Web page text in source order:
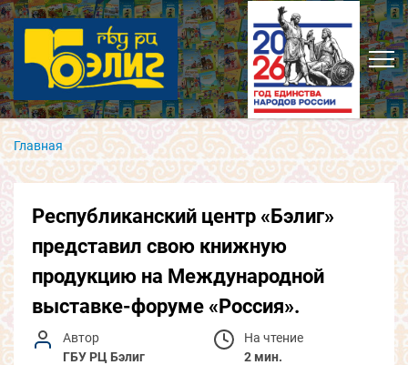
Главная
Республиканский центр «Бэлиг»
представил свою книжную
продукцию на Международной
выставке-форуме «Россия».
Автор
ГБУ РЦ Бэлиг
На чтение
2 мин.